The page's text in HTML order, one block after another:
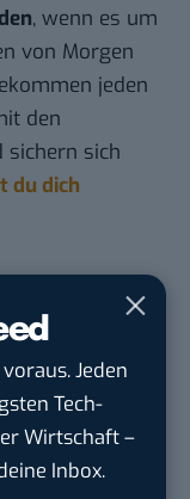
Jeden
Tech-
Wirtschaft –
Inbox.
, wenn es um
von Morgen
jeden
den
sichern sich
du dich